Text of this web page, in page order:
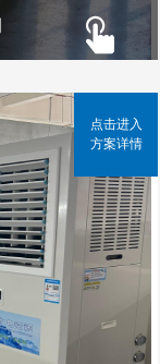
点击进入
方案详情